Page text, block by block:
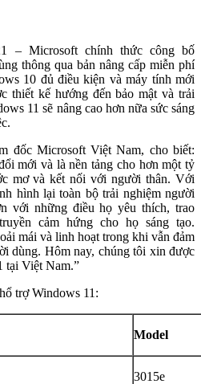
– Microsoft chính thức công bố
thông qua bản nâng cấp miễn phí
10 đủ điều kiện và máy tính mới
thiết kế hướng đến bảo mật và trải
11 sẽ nâng cao hơn nữa sức sáng
đốc Microsoft Việt Nam, cho biết:
mới và là nền tảng cho hơn một tỷ
mơ và kết nối với người thân. Với
hình lại toàn bộ trải nghiệm người
với những điều họ yêu thích, trao
cảm hứng cho họ sáng tạo.
mái và linh hoạt trong khi vẫn đảm
dùng. Hôm nay, chúng tôi xin được
tại Việt Nam.”
trợ Windows 11:
Model
3015e